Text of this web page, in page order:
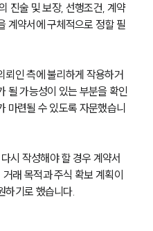
진술 및 보장, 선행조건, 계약
계약서에 구체적으로 정할 필
뢰인 측에 불리하게 작용하거
될 가능성이 있는 부분을 확인
마련될 수 있도록 자문했습니
시 작성해야 할 경우 계약서
래 목적과 주식 확보 계획이
하기로 했습니다.